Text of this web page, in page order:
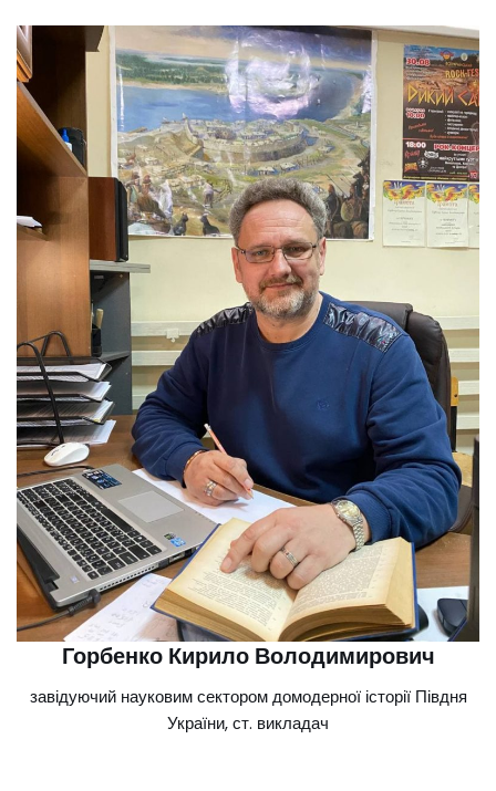
Горбенко Кирило Володимирович
завідуючий науковим сектором домодерної історії Півдня
України, ст. викладач